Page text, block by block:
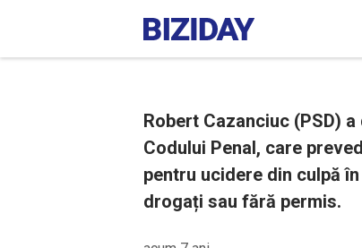
Robert Cazanciuc (PSD)
Codului Penal, care
pentru ucidere din culpă
drogați sau fără permis.